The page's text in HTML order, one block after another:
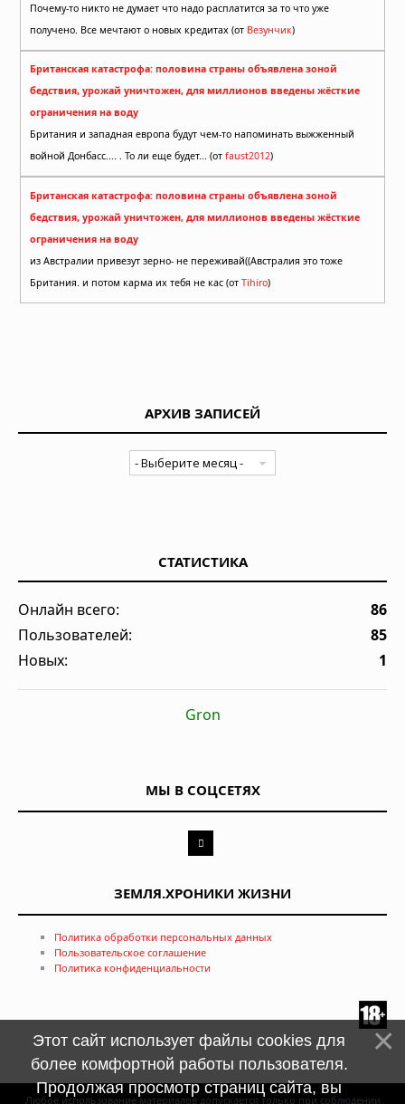
Почему-то никто не думает что надо расплатится за то что уже
получено. Все мечтают о новых кредитах (от Везунчик)
Британская катастрофа: половина страны объявлена зоной
бедствия, урожай уничтожен, для миллионов введены жёсткие
ограничения на воду
Британия и западная европа будут чем-то напоминать выжженный
войной Донбасс.... . То ли еще будет... (от faust2012)
Британская катастрофа: половина страны объявлена зоной
бедствия, урожай уничтожен, для миллионов введены жёсткие
ограничения на воду
из Австралии привезут зерно- не переживай((Австралия это тоже
Британия. и потом карма их тебя не кас (от Tihiro)
АРХИВ ЗАПИСЕЙ
СТАТИСТИКА
Онлайн всего:
86
Пользователей:
85
Новых:
1
Gron
МЫ В СОЦСЕТЯХ
ЗЕМЛЯ.ХРОНИКИ ЖИЗНИ
Политика обработки персональных данных
Пользовательское соглашение
Политика конфиденциальности
Любое использование материалов допускается только при соблюдении
Этот сайт использует файлы cookies для
более комфортной работы пользователя.
Продолжая просмотр страниц сайта, вы